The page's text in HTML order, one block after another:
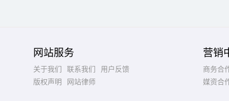
网站服务
关于我们 联系我们
用户反馈
版权声明
网站律师
营销
商务合
媒资合